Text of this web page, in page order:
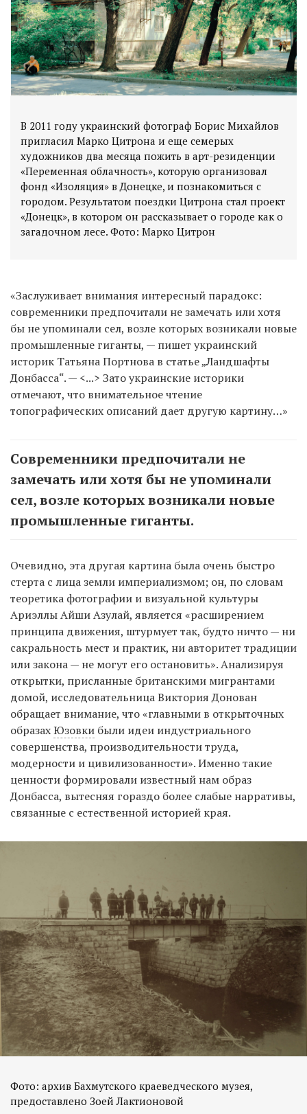
В 2011 году украинский фотограф Борис Михайлов
пригласил Марко Цитрона и еще семерых
художников два месяца пожить в арт-резиденции
«Переменная облачность», которую организовал
фонд «Изоляция» в Донецке, и познакомиться с
городом. Результатом поездки Цитрона стал проект
«Донецк», в котором он рассказывает о городе как о
«Заслуживает внимания интересный парадокс:
современники предпочитали не замечать или хотя
бы не упоминали сел, возле которых возникали новые
промышленные гиганты, — пишет украинский
историк Татьяна Портнова в статье „Ландшафты
Донбасса“. — <...> Зато украинские историки
отмечают, что внимательное чтение
топографических описаний дает другую картину…»
Современники предпочитали не
замечать или хотя бы не упоминали
сел, возле которых возникали новые
промышленные гиганты.
Очевидно, эта другая картина была очень быстро
стерта с лица земли империализмом; он, по словам
теоретика фотографии и визуальной культуры
Ариэллы Айши Азулай, является «расширением
принципа движения, штурмует так, будто ничто — ни
сакральность мест и практик, ни авторитет традиции
или закона — не могут его остановить». Анализируя
открытки, присланные британскими мигрантами
домой, исследовательница Виктория Донован
обращает внимание, что «главными в открыточных
образахЮзовки были идеи индустриального
совершенства, производительности труда,
модерности и цивилизованности». Именно такие
ценности формировали известный нам образ
Донбасса, вытесняя гораздо более слабые нарративы,
связанные с естественной историей края.
Фото: архив Бахмутского краеведческого музея,
предоставлено Зоей Лактионовой